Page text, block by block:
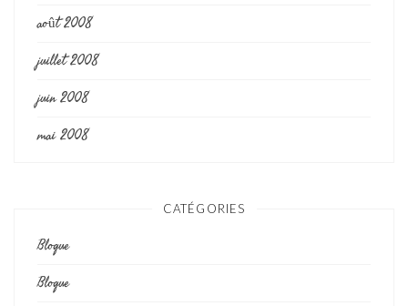
août 2008
juillet 2008
juin 2008
mai 2008
CATÉGORIES
Blogue
Blogue